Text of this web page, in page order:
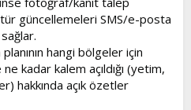
güncellemeleri SMS/e-posta
planının hangi bölgeler için
ne kadar kalem açıldığı (yetim,
hakkında açık özetler